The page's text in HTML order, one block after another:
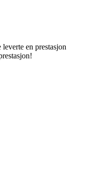
en prestasjon